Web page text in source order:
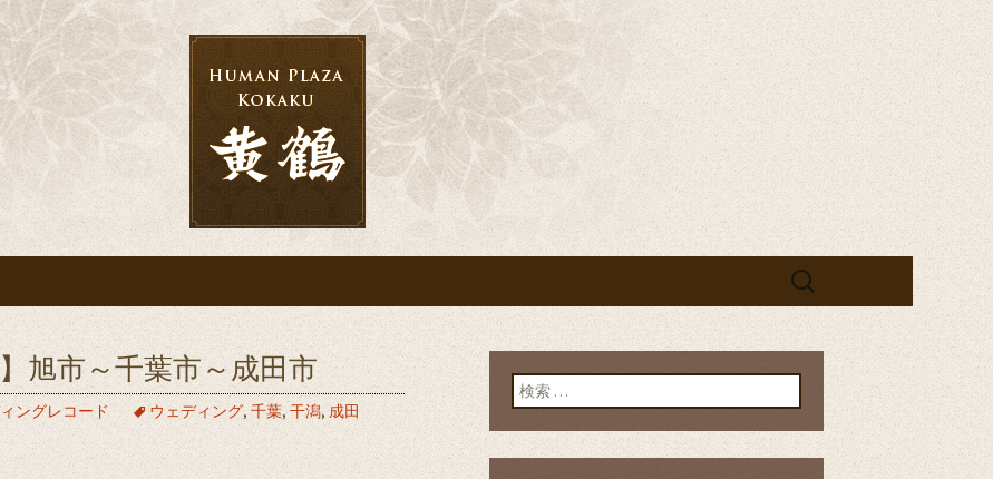
結婚式・披露宴なら「黄
なら「黄鶴」へ
検
旭市～千葉市～成田市
ングレコード ウェディング, 千葉, 干潟, 成田
検索: